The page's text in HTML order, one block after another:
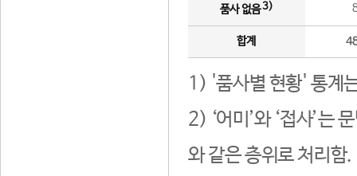
품사 없음3)
합계
1) '품사별 현황' 통계
2) ‘어미’와 ‘접사’는
와 같은 층위로 처리함.